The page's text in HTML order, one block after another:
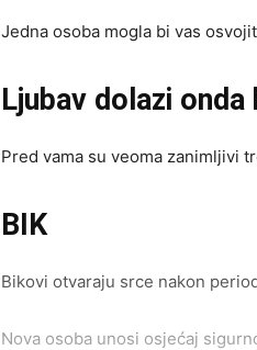
Jedna osoba mogla bi vas
Ljubav dolazi onda
Pred vama su veoma zanimljivi
BIK
Bikovi otvaraju srce nakon
Nova osoba unosi osjećaj